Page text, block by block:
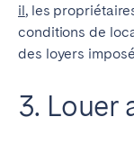
il, les
conditions de
des loyers
3. Louer